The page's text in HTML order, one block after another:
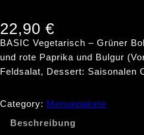
22,90 €
BASIC Vegetarisch – Grüner
und rote Paprika und Bulgur
Feldsalat, Dessert: Saisonalen
Category: Menuepakete
Beschreibung